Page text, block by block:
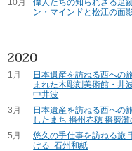
10月
偉人たちの知られざる足
ン・マインドと松江の面
1月
日本遺産を訪ねる西への
まれた木彫刻美術館・井
中井波
3月
日本遺産を訪ねる西への
したまち 播州赤穂 播磨
5月
悠久の手仕事を訪ねる旅
ける 石州和紙